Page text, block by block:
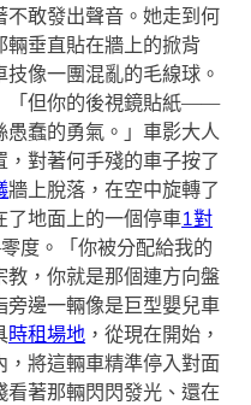
敢發出聲音。她走到何
輛垂直貼在牆上的掀背
像一團混亂的毛線球。
「但你的後視鏡貼紙——
愚蠢的勇氣。」車影大人
對著何手殘的車子按了
牆上脫落，在空中旋轉了
了地面上的一個停車1對
度。「你被分配給我的
教，你就是那個連方向盤
邊一輛像是巨型嬰兒車
時租場地 ，從現在開始，
將這輛車精準停入對面
看著那輛閃閃發光、還在